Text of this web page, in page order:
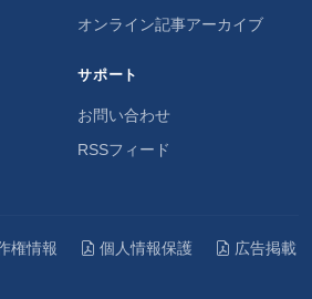
オンライン記事アーカイブ
サポート
お問い合わせ
RSSフィード
権情報 個人情報保護
広告掲載